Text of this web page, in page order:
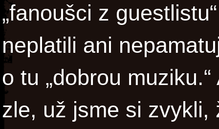
„fanoušci z
neplatili ani
o tu „dobrou
zle, už jsme si